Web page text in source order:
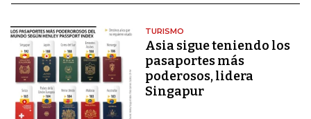
TURISMO
Asia sigue teniendo los
pasaportes más
poderosos, lidera
Singapur